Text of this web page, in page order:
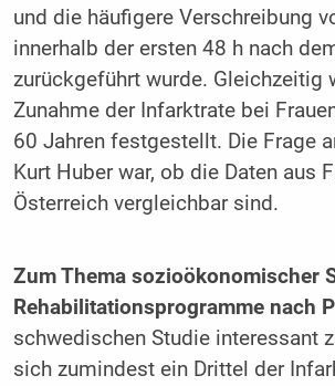
und die häufigere Verschreibung
innerhalb der ersten 48 h nach
zurückgeführt wurde. Gleichzeitig
Zunahme der Infarktrate bei
60 Jahren festgestellt. Die Frage
Kurt Huber war, ob die Daten aus
Österreich vergleichbar sind.
Zum Thema sozioökonomischer
Rehabilitationsprogramme nach
schwedischen Studie interessant
sich zumindest ein Drittel der